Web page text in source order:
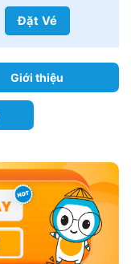
Đặt Vé
Giới thiệu